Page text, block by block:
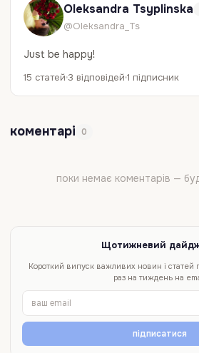
Oleksandra Tsyplinska
@Oleksandra_Ts
Just be happy!
15 статей 3 відповідей 1 підписник
коментарі 0
поки немає коментарів —
Щотижневий
Короткий випуск важливих новин і статей
раз на тиждень на
підписатися